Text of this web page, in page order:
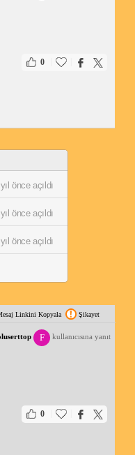
0
önce açıldı
önce açıldı
önce açıldı
Linkini Kopyala Şikayet
F kullanıcısına yanıt
0